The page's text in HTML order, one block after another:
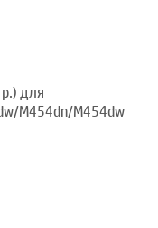
для
M454dn/M454dw